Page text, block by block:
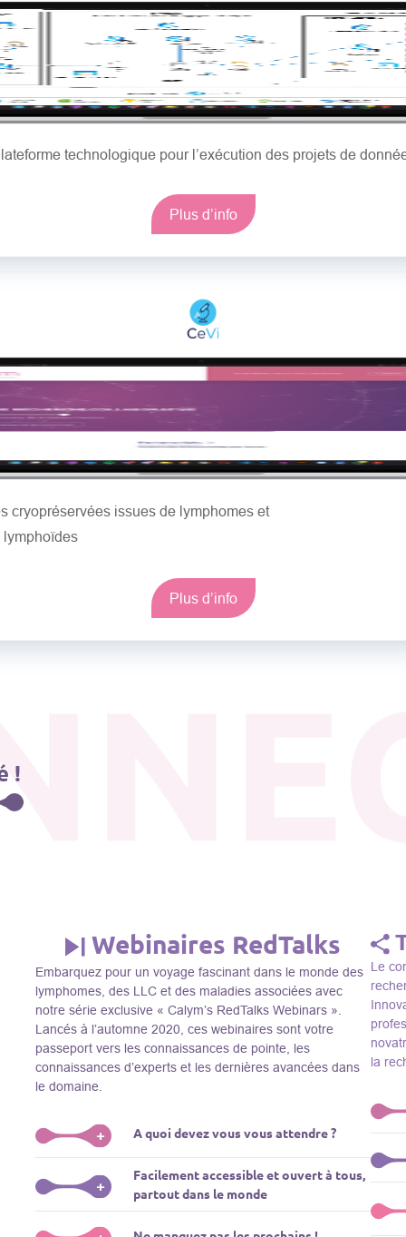
technologique pour l’exécution des projets de
Plus d’info
cryopréservées issues de lymphomes et
lymphoïdes
Plus d’info
!
Webinaires RedTalks
Embarquez pour un voyage fascinant dans le monde des
lymphomes, des LLC et des maladies associées avec
notre série exclusive « Calym’s RedTalks Webinars ».
Lancés à l’automne 2020, ces webinaires sont votre
passeport vers les connaissances de pointe, les
connaissances d’experts et les dernières avancées dans
le domaine.
+ A quoi devez vous vous attendre ?
Plongez-vous dans un monde de l’éducation que nous
apportons des experts de renom comme L. Pasqualucci,
+
Facilement accessible et ouvert à tous,
partout dans le monde
Le
la
Le
dans
Le